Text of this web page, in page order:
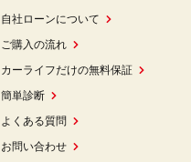
自社ローンについて
ご購入の流れ
カーライフだけの無料保証
簡単診断
よくある質問
お問い合わせ